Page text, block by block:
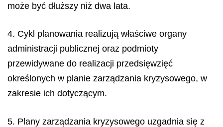
może być dłuższy niż dwa lata.
4. Cykl planowania realizują właściwe organy
administracji publicznej oraz podmioty
przewidywane do realizacji przedsięwzięć
określonych w planie zarządzania kryzysowego, w
zakresie ich dotyczącym.
5. Plany zarządzania kryzysowego uzgadnia się z